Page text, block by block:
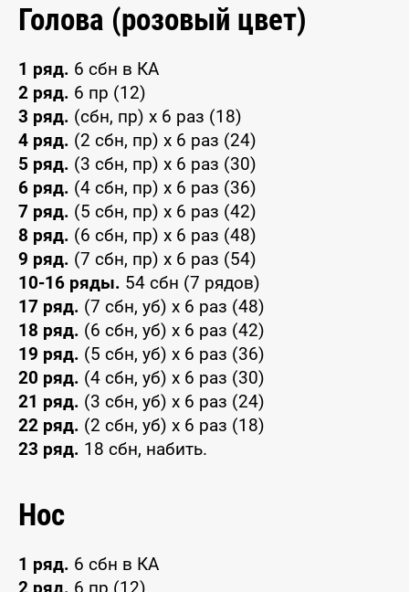
Голова (розовый цвет)
1 ряд. 6 сбн в КА
2 ряд. 6 пр (12)
3 ряд. (сбн, пр) х 6 раз (18)
4 ряд. (2 сбн, пр) х 6 раз (24)
5 ряд. (3 сбн, пр) х 6 раз (30)
6 ряд. (4 сбн, пр) х 6 раз (36)
7 ряд. (5 сбн, пр) х 6 раз (42)
8 ряд. (6 сбн, пр) х 6 раз (48)
9 ряд. (7 сбн, пр) х 6 раз (54)
10-16 ряды. 54 сбн (7 рядов)
17 ряд. (7 сбн, уб) х 6 раз (48)
18 ряд. (6 сбн, уб) х 6 раз (42)
19 ряд. (5 сбн, уб) х 6 раз (36)
20 ряд. (4 сбн, уб) х 6 раз (30)
21 ряд. (3 сбн, уб) х 6 раз (24)
22 ряд. (2 сбн, уб) х 6 раз (18)
23 ряд. 18 сбн, набить.
Нос
1 ряд. 6 сбн в КА